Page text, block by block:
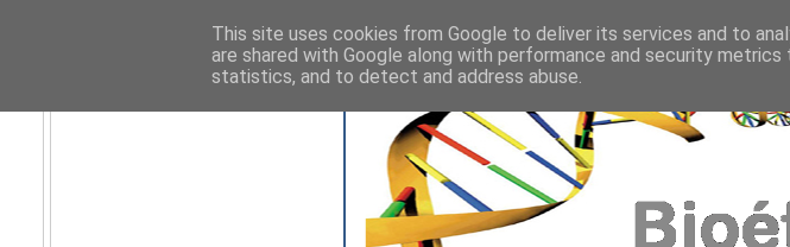
This site uses cookies from Google to deliver its services and to
are shared with Google along with performance and security
statistics, and to detect and address abuse.